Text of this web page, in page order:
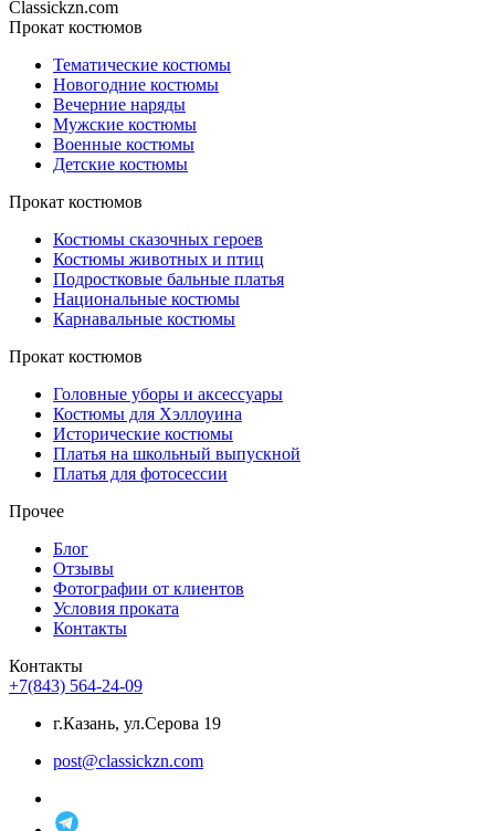
Classickzn.com
Прокат костюмов
Тематические костюмы
Новогодние костюмы
Вечерние наряды
Мужские костюмы
Военные костюмы
Детские костюмы
Прокат костюмов
Костюмы сказочных героев
Костюмы животных и птиц
Подростковые бальные платья
Национальные костюмы
Карнавальные костюмы
Прокат костюмов
Головные уборы и аксессуары
Костюмы для Хэллоуина
Исторические костюмы
Платья на школьный выпускной
Платья для фотосессии
Прочее
Блог
Отзывы
Фотографии от клиентов
Условия проката
Контакты
Контакты
+7(843) 564-24-09
г.Казань, ул.Серова 19
post@classickzn.com